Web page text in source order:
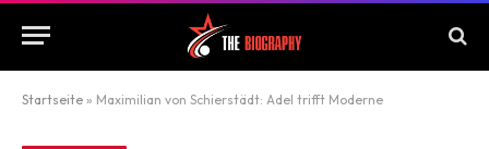
Startseite » Maximilian von Schierstädt: Adel trifft Moderne